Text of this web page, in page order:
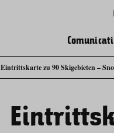
Eintrittskarte zu 90 Skigebieten –